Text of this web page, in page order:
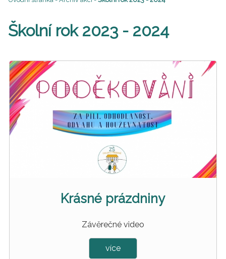
Školní rok 2023 - 2024
Krásné prázdniny
Závěrečné video
více